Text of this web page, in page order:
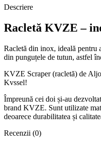
Descriere
Racletă KVZE –
Racletă din inox, ideală pentru
din punguțele de tutun, astfel
KVZE Scraper (racletă) de
Kvssel!
Împreună cei doi și-au
brand KVZE. Sunt utilizate
deoarece durabilitatea și
Recenzii (0)